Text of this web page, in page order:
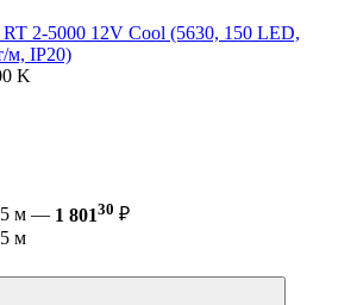
RT 2-5000 12V Cool (5630, 150 LED,
м, IP20)
K
5 м — 1 80130 ₽
м